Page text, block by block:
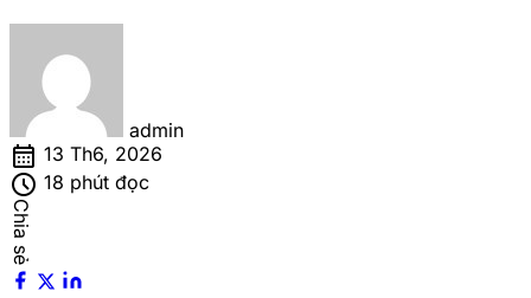
admin
calendar_month 13 Th6, 2026
schedule 18 phút đọc
Chia sẻ